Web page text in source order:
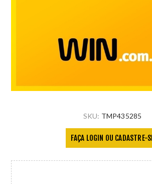
SKU: TMP435285
FAÇA LOGIN OU CADASTRE-